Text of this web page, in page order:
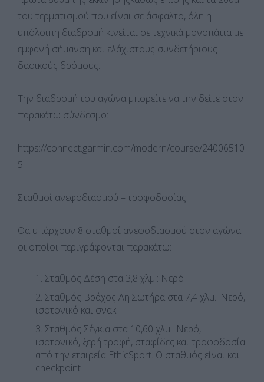
του τερματισμού που είναι σε άσφαλτο, όλη η
υπόλοιπη διαδρομή κινείται σε τεχνικά μονοπάτια με
εμφανή σήμανση και ελάχιστους συνδετήριους
δασικούς δρόμους.
Την διαδρομή του αγώνα μπορείτε να την δείτε στον
παρακάτω σύνδεσμο:
https://connect.garmin.com/modern/course/24006510
5
Σταθμοί ανεφοδιασμού – τροφοδοσίας
Θα υπάρχουν 8 σταθμοί ανεφοδιασμού στον αγώνα
οι οποίοι περιγράφονται παρακάτω:
Σταθμός Δέση στα 3,8 χλμ.: Νερό
Σταθμός Βράχος Αη Σωτήρα στα 7,4 χλμ.: Νερό,
ισοτονικό και σνακ
Σταθμός Σέγκια στα 10,60 χλμ.: Νερό,
ισοτονικό, ξερή τροφή, σταφίδες και τροφοδοσία
από την εταιρεία EthicSport. Ο σταθμός είναι και
checkpoint